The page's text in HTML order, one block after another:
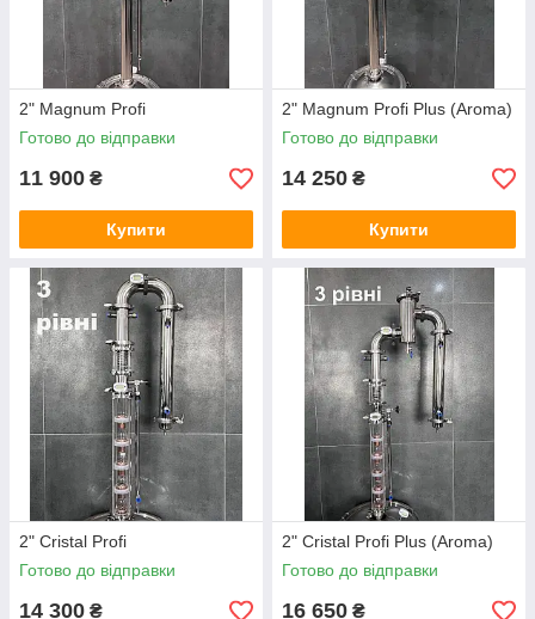
2" Magnum Profi
Готово до відправки
11 900 ₴
Купити
2" Magnum Profi Plus (Aroma)
Готово до відправки
14 250 ₴
Купити
2" Cristal Profi
Готово до відправки
14 300 ₴
2" Cristal Profi Plus (Aroma)
Готово до відправки
16 650 ₴